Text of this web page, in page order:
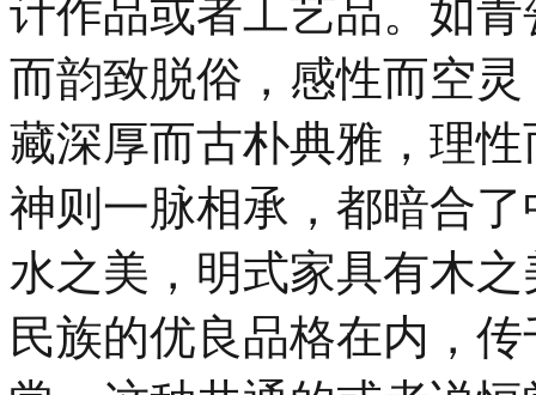
计作品或者工艺品。如
而韵致脱俗，感性而空
藏深厚而古朴典雅，理
神则一脉相承，都暗合
水之美，明式家具有木
民族的优良品格在内，